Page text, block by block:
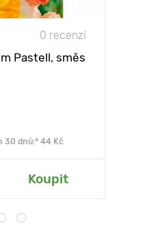
0 recenzí
Pastell, směs
30 dnů:* 44 Kč
Koupit